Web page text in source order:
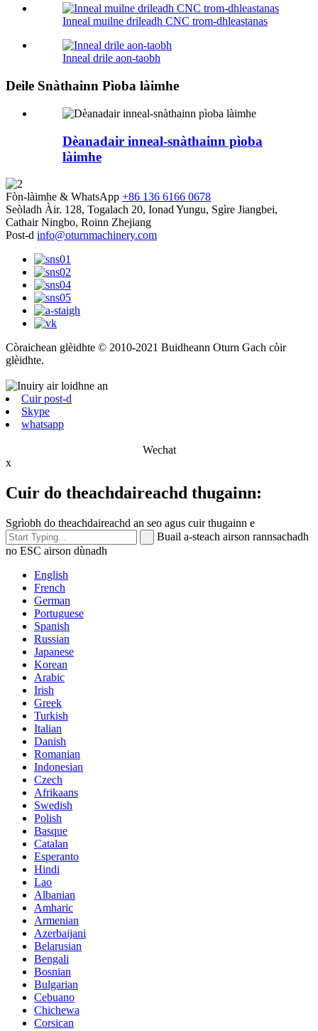
Inneal muilne drileadh CNC trom-dhleastanas
Inneal drile aon-taobh
Deile Snàthainn Pìoba làimhe
Dèanadair inneal-snàthainn pìoba
làimhe
Fòn-làimhe & WhatsApp +86 136 6166 0678
Seòladh Àir. 128, Togalach 20, Ionad Yungu, Sgìre Jiangbei,
Cathair Ningbo, Roinn Zhejiang
Post-d info@oturnmachinery.com
Còraichean glèidhte © 2010-2021 Buidheann Oturn Gach còir
glèidhte.
Cuir post-d
Skype
whatsapp
Wechat
x
Cuir do theachdaireachd thugainn:
Sgrìobh do theachdaireachd an seo agus cuir thugainn e
Buail a-steach airson rannsachadh
no ESC airson dùnadh
English
French
German
Portuguese
Spanish
Russian
Japanese
Korean
Arabic
Irish
Greek
Turkish
Italian
Danish
Romanian
Indonesian
Czech
Afrikaans
Swedish
Polish
Basque
Catalan
Esperanto
Hindi
Lao
Albanian
Amharic
Armenian
Azerbaijani
Belarusian
Bengali
Bosnian
Bulgarian
Cebuano
Chichewa
Corsican